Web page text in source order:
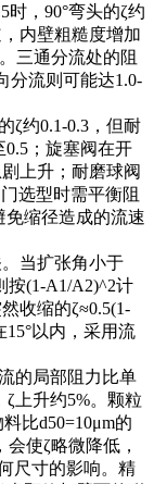
，90°弯头的ζ约
内壁粗糙度增加
三通分流处的阻
分流则可能达1.0-
约0.1-0.3，但耐
；旋塞阀在开
上升；耐磨球阀
选型时需平衡阻
免缩径造成的流速
当扩张角小于
按(1-A1/A2)^2计
收缩的ζ≈0.5(1-
以内，采用流
的局部阻力比单
上升约5%。颗粒
比d50=10μm的
使ζ略微降低，
尺寸的影响。精